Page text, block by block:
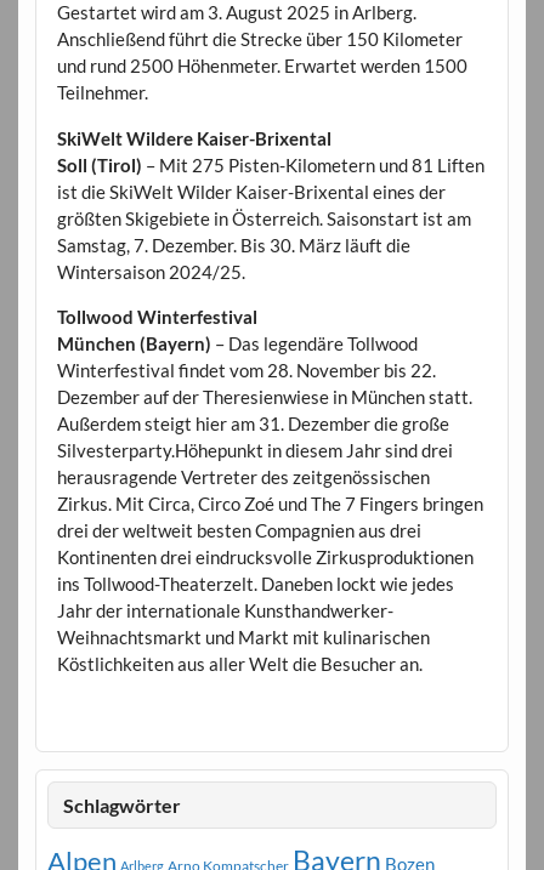
Gestartet wird am 3. August 2025 in Arlberg.
Anschließend führt die Strecke über 150 Kilometer
und rund 2500 Höhenmeter. Erwartet werden 1500
Teilnehmer.
SkiWelt Wildere Kaiser-Brixental
Soll (Tirol) – Mit 275 Pisten-Kilometern und 81 Liften
ist die SkiWelt Wilder Kaiser-Brixental eines der
größten Skigebiete in Österreich. Saisonstart ist am
Samstag, 7. Dezember. Bis 30. März läuft die
Wintersaison 2024/25.
Tollwood Winterfestival
München (Bayern) – Das legendäre Tollwood
Winterfestival findet vom 28. November bis 22.
Dezember auf der Theresienwiese in München statt.
Außerdem steigt hier am 31. Dezember die große
Silvesterparty.Höhepunkt in diesem Jahr sind drei
herausragende Vertreter des zeitgenössischen
Zirkus. Mit Circa, Circo Zoé und The 7 Fingers bringen
drei der weltweit besten Compagnien aus drei
Kontinenten drei eindrucksvolle Zirkusproduktionen
ins Tollwood-Theaterzelt. Daneben lockt wie jedes
Jahr der internationale Kunsthandwerker-
Weihnachtsmarkt und Markt mit kulinarischen
Köstlichkeiten aus aller Welt die Besucher an.
Schlagwörter
Alpen Arlberg Arno Kompatscher Bayern Bozen